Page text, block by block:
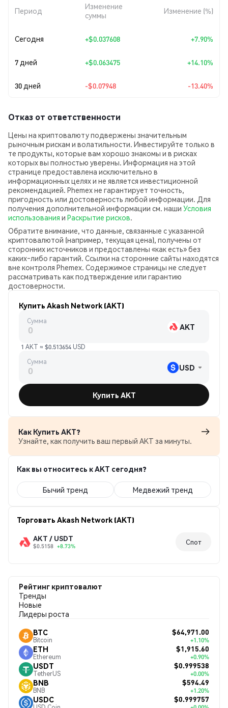
Период
Изменение
суммы
Изменение (%)
Сегодня +$0.037608 +7.90%
7 дней +$0.063475 +14.10%
30 дней -$0.07948 -13.40%
Отказ от ответственности
Цены на криптовалюту подвержены значительным
рыночным рискам и волатильности. Инвестируйте только в
те продукты, которые вам хорошо знакомы и в рисках
которых вы полностью уверены. Информация на этой
странице предоставлена исключительно в
информационных целях и не является инвестиционной
рекомендацией. Phemex не гарантирует точность,
пригодность или достоверность любой информации. Для
получения дополнительной информации см. наши Условия
использования и Раскрытие рисков.
Обратите внимание, что данные, связанные с указанной
криптовалютой (например, текущая цена), получены от
сторонних источников и предоставлены «как есть» без
каких‑либо гарантий. Ссылки на сторонние сайты находятся
вне контроля Phemex. Содержимое страницы не следует
рассматривать как подтверждение или гарантию
достоверности.
Купить Akash Network (AKT)
Сумма
AKT
1 AKT ≈ $0.513654 USD
Сумма
USD
Купить AKT
Как Купить AKT?
Узнайте, как получить ваш первый AKT за минуты.
Как вы относитесь к AKT сегодня?
Бычий тренд Медвежий тренд
Торговать Akash Network (AKT)
AKT / USDT
$0.5158 +8.73% Спот
Рейтинг криптовалют
Тренды
Новые
Лидеры роста
BTC
Bitcoin
$64,971.00
+1.10%
ETH
Ethereum
$1,915.60
+0.90%
USDT
TetherUS
$0.999538
+0.00%
BNB
BNB
$594.49
+1.20%
USDC $0.999757